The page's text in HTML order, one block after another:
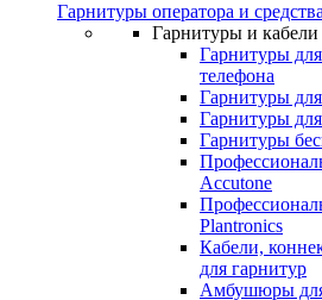
Гарнитуры оператора и
Гарнитуры и кабели
Гарнитуры
телефона
Гарнитуры
Гарнитуры
Гарнитуры
Accutone
Plantronics
Кабели,
для гарнитур
Амбушюры для